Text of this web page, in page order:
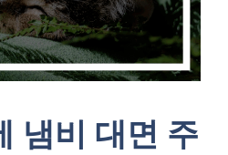
냄비 대면 주